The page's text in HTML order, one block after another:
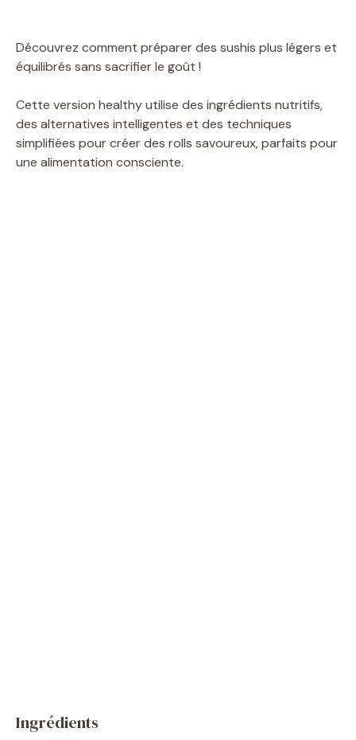
Découvrez comment préparer des sushis plus légers et
équilibrés sans sacrifier le goût !
Cette version healthy utilise des ingrédients nutritifs,
des alternatives intelligentes et des techniques
simplifiées pour créer des rolls savoureux, parfaits pour
une alimentation consciente.
Ingrédients